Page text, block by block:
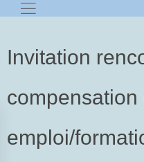
Invitation
emploi/